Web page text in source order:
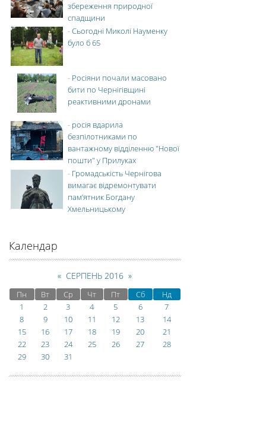
збереження природної
спадщини
-Сьогодні Миколі Науменку
було б 65
- Росіяни почали масовано
бити по Чернігівщині
реактивними дронами
- росія вдарила
безпілотниками по
вантажному відділенню "Нової
пошти" у Прилуках
- Громадськість Чернігова
вимагає відремонтувати
пам’ятник Богдану
Хмельницькому
Календар
« СЕРПЕНЬ 2016 »
Пн Вт Ср Чт Пт Сб
Нд
1
2 3 4 5 6
7
8
9 10 11 12 13
14
15
16 17 18 19 20
21
22
23 24 25 26 27
28
29
30 31